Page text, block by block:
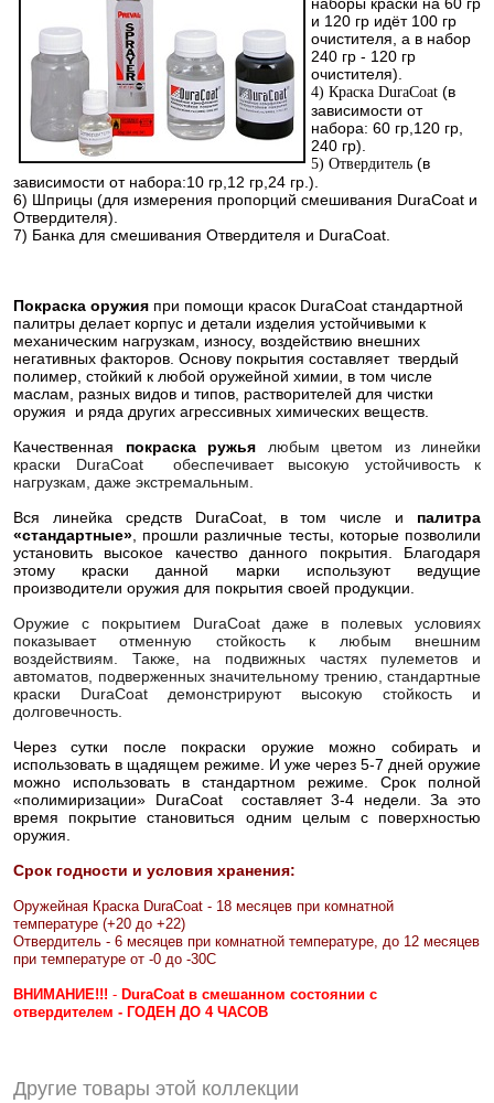
и 120 гр идёт 100 гр
очистителя, а в набор
240 гр - 120 гр
очистителя).
4) Краска DuraCoat (в
зависимости от
набора: 60 гр,120 гр,
240 гр).
5) Отвердитель (в
зависимости от набора:10 гр,12 гр,24 гр.).
6) Шприцы (для измерения пропорций смешивания DuraCoat и
Отвердителя).
7) Банка для смешивания Отвердителя и DuraCoat.
Покраска оружия при помощи красок DuraCoat стандартной
палитры делает корпус и детали изделия устойчивыми к
механическим нагрузкам, износу, воздействию внешних
негативных факторов. Основу покрытия составляет твердый
полимер, стойкий к любой оружейной химии, в том числе
маслам, разных видов и типов, растворителей для чистки
оружия и ряда других агрессивных химических веществ.
Качественная покраска ружья любым цветом из линейки
краски DuraCoat обеспечивает высокую устойчивость к
нагрузкам, даже экстремальным.
Вся линейка средств DuraCoat, в том числе и палитра
«стандартные» , прошли различные тесты, которые позволили
установить высокое качество данного покрытия. Благодаря
этому краски данной марки используют ведущие
производители оружия для покрытия своей продукции.
Оружие с покрытием DuraCoat даже в полевых условиях
показывает отменную стойкость к любым внешним
воздействиям. Также, на подвижных частях пулеметов и
автоматов, подверженных значительному трению, стандартные
краски DuraCoat демонстрируют высокую стойкость и
долговечность.
Через сутки после покраски оружие можно собирать и
использовать в щадящем режиме. И уже через 5-7 дней оружие
можно использовать в стандартном режиме. Срок полной
«полимиризации» DuraCoat составляет 3-4 недели. За это
время покрытие становиться одним целым с поверхностью
оружия.
Срок годности и условия хранения:
Оружейная Краска DuraCoat - 18 месяцев при комнатной
температуре (+20 до +22)
Отвердитель - 6 месяцев при комнатной температуре, до 12 месяцев
при температуре от -0 до -30С
ВНИМАНИЕ!!! - DuraCoat в смешанном состоянии с
отвердителем - ГОДЕН ДО 4 ЧАСОВ
Другие товары этой коллекции